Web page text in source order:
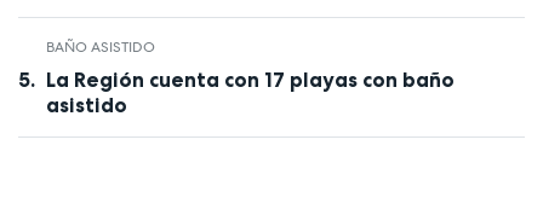
BAÑO ASISTIDO
La Región cuenta con 17 playas con baño
asistido